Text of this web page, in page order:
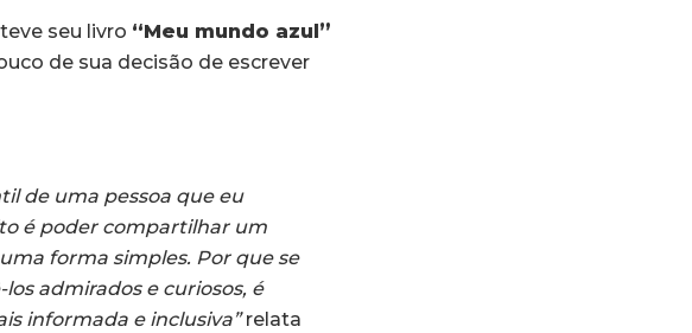
seu livro “Meu mundo azul”
de sua decisão de escrever
de uma pessoa que eu
é poder compartilhar um
forma simples. Por que se
admirados e curiosos, é
informada e inclusiva”relata